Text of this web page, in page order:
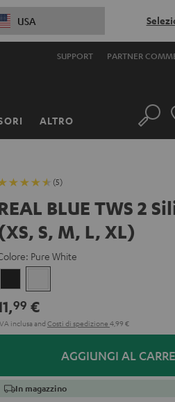
USA
SUPPORT PARTNER
ALTRO Cerca
(5)
BLUE TWS 2
S, M, L, XL)
Pure White
Black White
99 €
inclusa and Costi di spedizione 4,99 €
AGGIUNGI AL
In magazzino